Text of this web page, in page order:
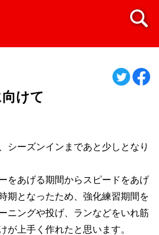
けて
シーズンインまであと少しとなり
をあげる期間からスピードをあげ
期となったため、強化練習期間を
ニングや投げ、ランなどをいれ筋
が上手く作れたと思います。